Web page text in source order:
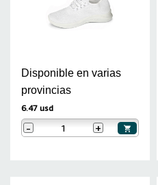
Disponible en varias
provincias
6.47 usd
- +